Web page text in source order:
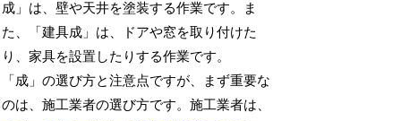
成」は、壁や天井を塗装する作業です。ま
た、「建具成」は、ドアや窓を取り付けた
り、家具を設置したりする作業です。
「成」の選び方と注意点ですが、まず重要な
のは、施工業者の選び方です。施工業者は、